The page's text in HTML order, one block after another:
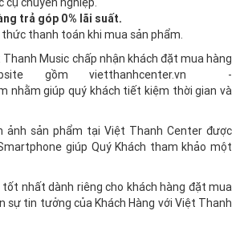
trả góp 0% lãi suất.
thanh toán khi mua sản phẩm.
Music chấp nhận khách đặt mua hàng
gồm vietthanhcenter.vn -
nhằm giúp quý khách tiết kiệm thời gian và
ảnh sản phẩm tại Việt Thanh Center được
giúp Quý Khách tham khảo một
tốt nhất dành riêng cho khách hàng đặt mua
sự tin tưởng của Khách Hàng với Việt Thanh